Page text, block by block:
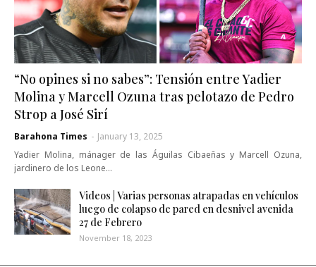
“No opines si no sabes”: Tensión entre Yadier
Molina y Marcell Ozuna tras pelotazo de Pedro
Strop a José Sirí
Barahona Times - January 13, 2025
Yadier Molina, mánager de las Águilas Cibaeñas y Marcell Ozuna,
jardinero de los Leone…
Videos | Varias personas atrapadas en vehículos
luego de colapso de pared en desnivel avenida
27 de Febrero
November 18, 2023